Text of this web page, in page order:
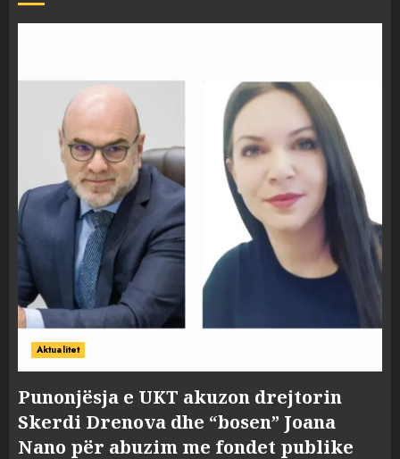
Aktualitet
Punonjësja e UKT akuzon drejtorin
Skerdi Drenova dhe “bosen” Joana
Nano për abuzim me fondet publike